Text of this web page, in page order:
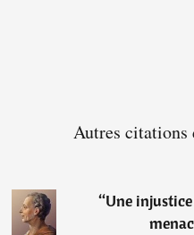
Autres citations
“Une